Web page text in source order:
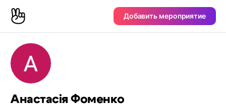
Добавить мероприятие
Анастасія Фоменко